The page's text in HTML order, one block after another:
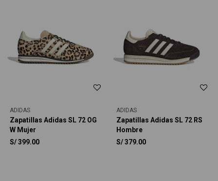
ADIDAS
Zapatillas Adidas SL 72 OG
W Mujer
S/399.00
ADIDAS
Zapatillas Adidas SL 72 RS
Hombre
S/379.00